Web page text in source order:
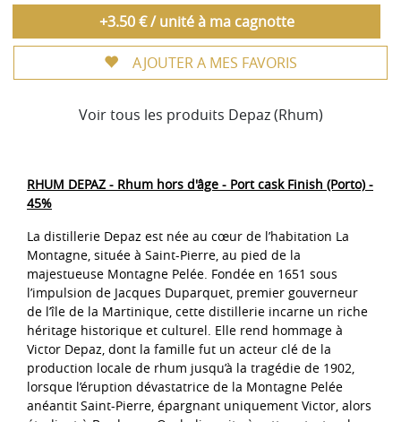
+3.50 € / unité à ma cagnotte
AJOUTER A MES FAVORIS
Voir tous les produits Depaz (Rhum)
RHUM DEPAZ - Rhum hors d'âge - Port cask Finish (Porto) -
45%
La distillerie Depaz est née au cœur de l’habitation La
Montagne, située à Saint-Pierre, au pied de la
majestueuse Montagne Pelée. Fondée en 1651 sous
l’impulsion de Jacques Duparquet, premier gouverneur
de l’île de la Martinique, cette distillerie incarne un riche
héritage historique et culturel. Elle rend hommage à
Victor Depaz, dont la famille fut un acteur clé de la
production locale de rhum jusqu’à la tragédie de 1902,
lorsque l’éruption dévastatrice de la Montagne Pelée
anéantit Saint-Pierre, épargnant uniquement Victor, alors